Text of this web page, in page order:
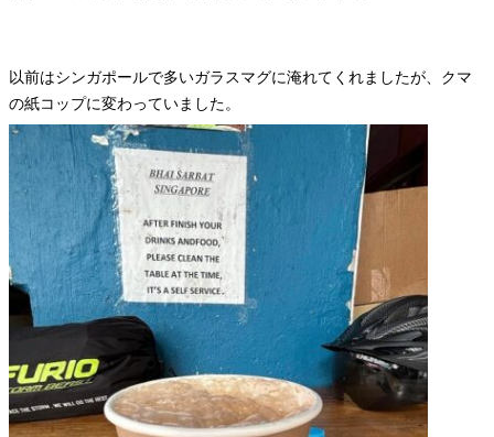
以前はシンガポールで多いガラスマグに淹れてくれましたが、クマ
の紙コップに変わっていました。